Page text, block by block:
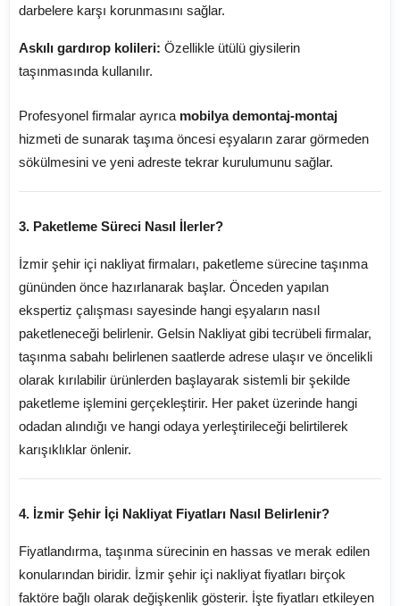
darbelere karşı korunmasını sağlar.
Askılı gardırop kolileri: Özellikle ütülü giysilerin
taşınmasında kullanılır.
Profesyonel firmalar ayrıca mobilya demontaj-montaj
hizmeti de sunarak taşıma öncesi eşyaların zarar görmeden
sökülmesini ve yeni adreste tekrar kurulumunu sağlar.
3. Paketleme Süreci Nasıl İlerler?
İzmir şehir içi nakliyat firmaları, paketleme sürecine taşınma
gününden önce hazırlanarak başlar. Önceden yapılan
ekspertiz çalışması sayesinde hangi eşyaların nasıl
paketleneceği belirlenir. Gelsin Nakliyat gibi tecrübeli firmalar,
taşınma sabahı belirlenen saatlerde adrese ulaşır ve öncelikli
olarak kırılabilir ürünlerden başlayarak sistemli bir şekilde
paketleme işlemini gerçekleştirir. Her paket üzerinde hangi
odadan alındığı ve hangi odaya yerleştirileceği belirtilerek
karışıklıklar önlenir.
4. İzmir Şehir İçi Nakliyat Fiyatları Nasıl Belirlenir?
Fiyatlandırma, taşınma sürecinin en hassas ve merak edilen
konularından biridir. İzmir şehir içi nakliyat fiyatları birçok
faktöre bağlı olarak değişkenlik gösterir. İşte fiyatları etkileyen